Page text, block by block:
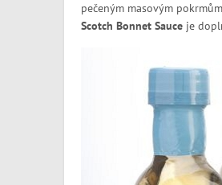
pečeným masovým
Scotch Bonnet Sauceje